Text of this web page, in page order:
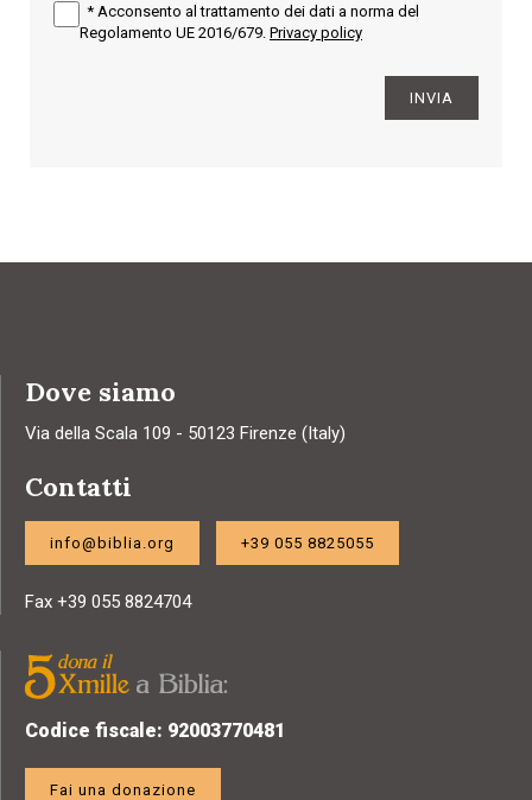
* Acconsento al trattamento dei dati a norma del
Regolamento UE 2016/679. Privacy policy
INVIA
Dove siamo
Via della Scala 109 - 50123 Firenze (Italy)
Contatti
info@biblia.org +39 055 8825055
Fax +39 055 8824704
Codice fiscale: 92003770481
Fai una donazione